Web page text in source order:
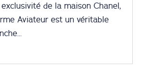
de la maison Chanel,
Aviateur est un véritable